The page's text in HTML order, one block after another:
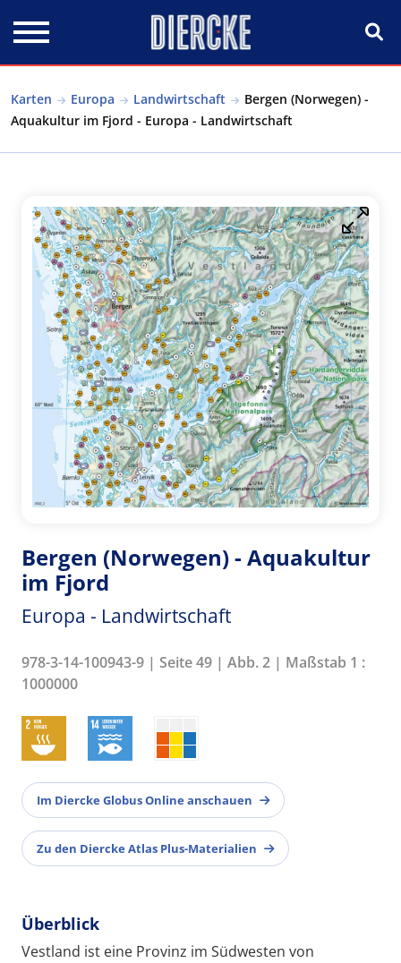
Karten Europa Landwirtschaft
Bergen (Norwegen) -
Aquakultur im Fjord - Europa - Landwirtschaft
Bergen (Norwegen) - Aquakultur
im Fjord
Europa - Landwirtschaft
978-3-14-100943-9 | Seite 49 | Abb. 2 | Maßstab 1 :
1000000
Im Diercke Globus Online anschauen
Zu den Diercke Atlas Plus-Materialien
Überblick
Vestland ist eine Provinz im Südwesten von